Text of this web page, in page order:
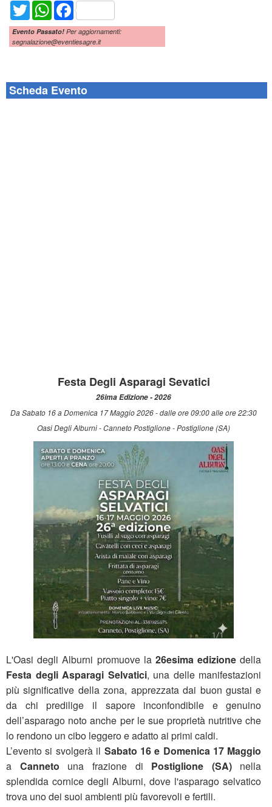
Twitter WhatsAppFacebook
Evento Passato! Per aggiornamenti:
segnalazione@eventiesagre.it
Scheda Evento
Festa Degli Asparagi Sevatici
26ima Edizione - 2026
Da Sabato 16 a Domenica 17 Maggio 2026 - dalle ore 09:00 alle ore 22:30
Oasi Degli Alburni - Canneto Postiglione - Postiglione (SA)
L'Oasi degli Alburni promuove la26esima edizionedella
Festa degli Asparagi Selvatici, una delle manifestazioni
più significative della zona, apprezzata dai buon gustai e
da chi predilige il sapore inconfondibile e genuino
dell’asparago noto anche per le sue proprietà nutritive che
lo rendono un cibo leggero e adatto ai primi caldi.
L’evento si svolgerà il Sabato 16 e Domenica 17 Maggio
a Canneto una frazione di Postiglione (SA)nella
splendida cornice degli Alburni, dove l'asparago selvatico
trova uno dei suoi ambienti più favorevoli e fertili.